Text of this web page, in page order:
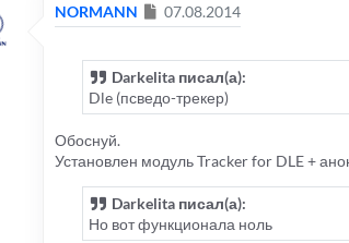
NORMANN Сообщение
07.08.2014
Darkelita писал(а):
Dle (псведо-трекер)
Обоснуй.
Установлен модуль Tracker for DLE +
Darkelita писал(а):
Но вот функционала ноль